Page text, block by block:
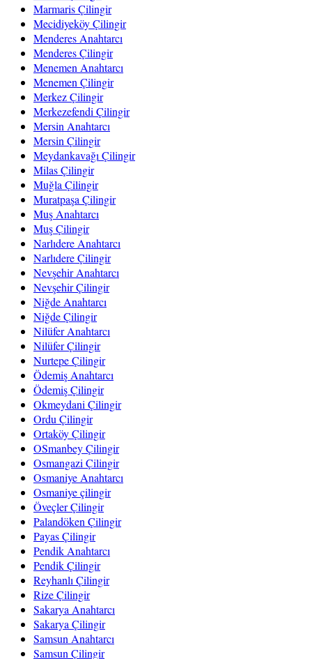
Marmaris Çilingir
Mecidiyeköy Çilingir
Menderes Anahtarcı
Menderes Çilingir
Menemen Anahtarcı
Menemen Çilingir
Merkez Çilingir
Merkezefendi Çilingir
Mersin Anahtarcı
Mersin Çilingir
Meydankavağı Çilingir
Milas Çilingir
Muğla Çilingir
Muratpaşa Çilingir
Muş Anahtarcı
Muş Çilingir
Narlıdere Anahtarcı
Narlıdere Çilingir
Nevşehir Anahtarcı
Nevşehir Çilingir
Niğde Anahtarcı
Niğde Çilingir
Nilüfer Anahtarcı
Nilüfer Çilingir
Nurtepe Çilingir
Ödemiş Anahtarcı
Ödemiş Çilingir
Okmeydani Çilingir
Ordu Çilingir
Ortaköy Çilingir
OSmanbey Çilingir
Osmangazi Çilingir
Osmaniye Anahtarcı
Osmaniye çilingir
Öveçler Çilingir
Palandöken Çilingir
Payas Çilingir
Pendik Anahtarcı
Pendik Çilingir
Reyhanlı Çilingir
Rize Çilingir
Sakarya Anahtarcı
Sakarya Çilingir
Samsun Anahtarcı
Samsun Çilingir